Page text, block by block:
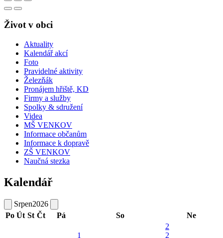
Život v obci
Aktuality
Kalendář akcí
Foto
Pravidelné aktivity
Železňák
Pronájem hřiště, KD
Firmy a služby
Spolky & sdružení
Videa
MŠ VENKOV
Informace občanům
Informace k dopravě
ZŠ VENKOV
Naučná stezka
Kalendář
Srpen2026
Po Út St Čt Pá So Ne
1
2
2